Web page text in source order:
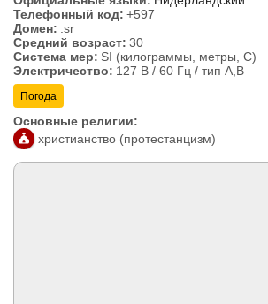
Телефонный код: +597
Домен: .sr
Средний возраст: 30
Система мер: SI (килограммы, метры, C)
Электричество: 127 В / 60 Гц / тип A,B
Погода
Основные религии:
христианство (протестанцизм)